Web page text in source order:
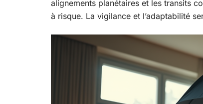
alignements planétaires et les transits
à risque. La vigilance et l’adaptabilité